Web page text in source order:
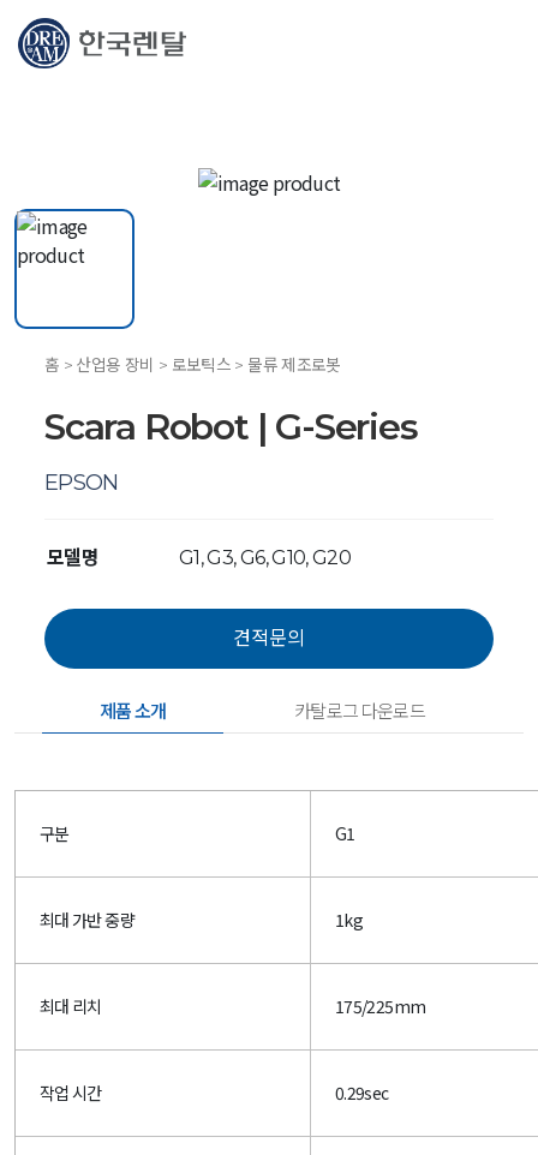
홈 > 산업용 장비 > 로보틱스 > 물류 제조로봇
Scara Robot | G-Series
EPSON
모델명 G1, G3, G6, G10, G20
제품 소개 카탈로그 다운로드
구분 G1
최대 가반 중량 1kg
최대 리치 175/225mm
작업 시간 0.29sec